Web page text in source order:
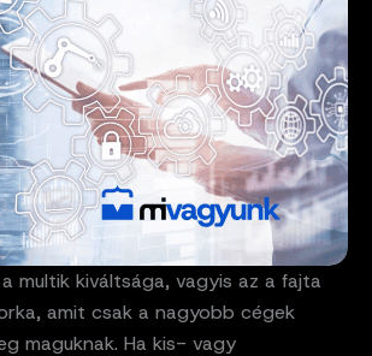
multik kiváltsága, vagyis az a fajta
amit csak a nagyobb cégek
maguknak. Ha kis- vagy